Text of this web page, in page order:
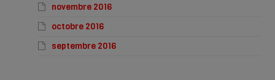
novembre 2016
octobre 2016
septembre 2016